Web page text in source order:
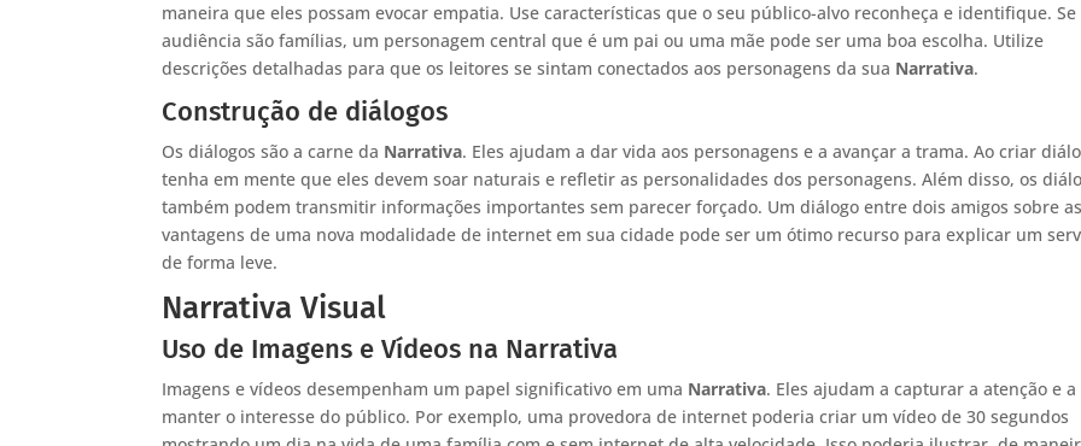
maneira que eles possam evocar empatia. Use características que o seu público-alvo reconheça e identifique. Se
audiência são famílias, um personagem central que é um pai ou uma mãe pode ser uma boa escolha. Utilize
descrições detalhadas para que os leitores se sintam conectados aos personagens da sua Narrativa.
Construção de diálogos
Os diálogos são a carne da Narrativa. Eles ajudam a dar vida aos personagens e a avançar a trama. Ao criar
tenha em mente que eles devem soar naturais e refletir as personalidades dos personagens. Além disso, os
também podem transmitir informações importantes sem parecer forçado. Um diálogo entre dois amigos sobre
vantagens de uma nova modalidade de internet em sua cidade pode ser um ótimo recurso para explicar um
de forma leve.
Narrativa Visual
Uso de Imagens e Vídeos na Narrativa
Imagens e vídeos desempenham um papel significativo em uma Narrativa. Eles ajudam a capturar a atenção e a
manter o interesse do público. Por exemplo, uma provedora de internet poderia criar um vídeo de 30 segundos